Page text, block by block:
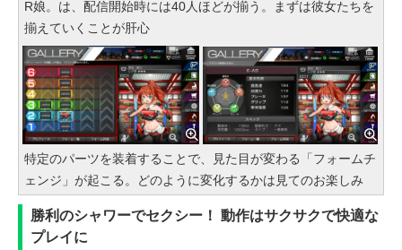
R娘。は、配信開始時には40人ほどが揃う。まずは彼女たちを
揃えていくことが肝心
特定のパーツを装着することで、見た目が変わる「フォームチ
ェンジ」が起こる。どのように変化するかは見てのお楽しみ
勝利のシャワーでセクシー！ 動作はサクサクで快適な
プレイに